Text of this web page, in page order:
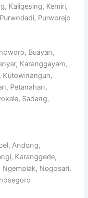
Kaligesing, Kemiri,
Purworejo
Buayan,
Karanggayam,
Kutowinangun,
Petanahan,
Sadang,
Andong,
Karanggede,
Nogosari,